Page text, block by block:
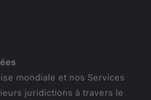
mondiale et nos Services
juridictions à travers le